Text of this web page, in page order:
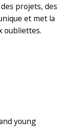
projets, des
et met la
oubliettes.
young